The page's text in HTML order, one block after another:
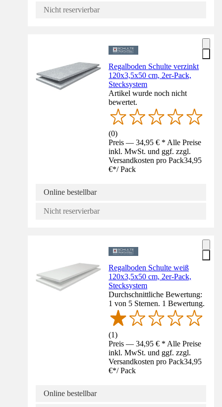
Nicht reservierbar
Regalboden Schulte verzinkt
120x3,5x50 cm, 2er-Pack,
Stecksystem
Artikel wurde noch nicht
bewertet.
(0)
Preis — 34,95 € * Alle Preise
inkl. MwSt. und ggf. zzgl.
Versandkosten pro Pack34,95
€*/ Pack
Online bestellbar
Nicht reservierbar
Regalboden Schulte weiß
120x3,5x50 cm, 2er-Pack,
Stecksystem
Durchschnittliche Bewertung:
1 von 5 Sternen. 1 Bewertung.
(1)
Preis — 34,95 € * Alle Preise
inkl. MwSt. und ggf. zzgl.
Versandkosten pro Pack34,95
€*/ Pack
Online bestellbar